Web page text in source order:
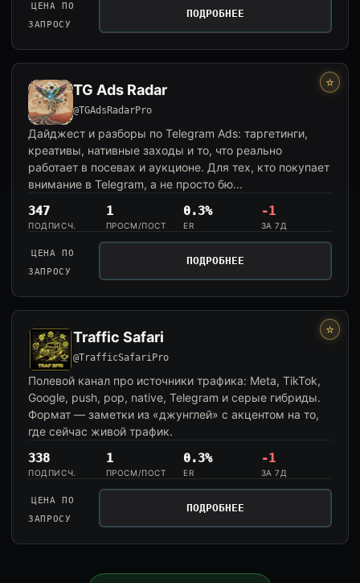
ЦЕНА ПО
ЗАПРОСУ
ПОДРОБНЕЕ
⭐
TG Ads Radar
@TGAdsRadarPro
Дайджест и разборы по Telegram Ads: таргетинги,
креативы, нативные заходы и то, что реально
работает в посевах и аукционе. Для тех, кто покупает
внимание в Telegram, а не просто бю...
347
ПОДПИСЧ.
1
ПРОСМ/ПОСТ
0.3%
ER
-1
ЗА 7Д
ЦЕНА ПО
ЗАПРОСУ
ПОДРОБНЕЕ
⭐
Traffic Safari
@TrafficSafariPro
Полевой канал про источники трафика: Meta, TikTok,
Google, push, pop, native, Telegram и серые гибриды.
Формат — заметки из «джунглей» с акцентом на то,
где сейчас живой трафик.
338
ПОДПИСЧ.
1
ПРОСМ/ПОСТ
0.3%
ER
-1
ЗА 7Д
ЦЕНА ПО
ЗАПРОСУ
ПОДРОБНЕЕ